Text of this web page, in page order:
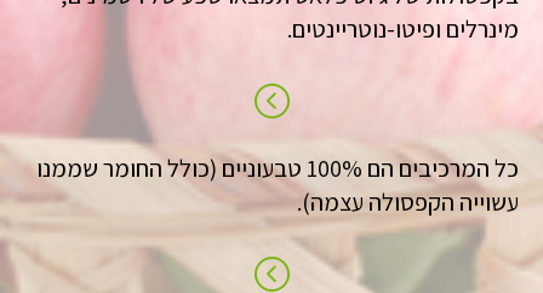
מינרלים ופיטו-נוטריינטים.
כל המרכיבים הם 100% טבעוניים (כולל החומר שממנו
עשוייה הקפסולה עצמה).